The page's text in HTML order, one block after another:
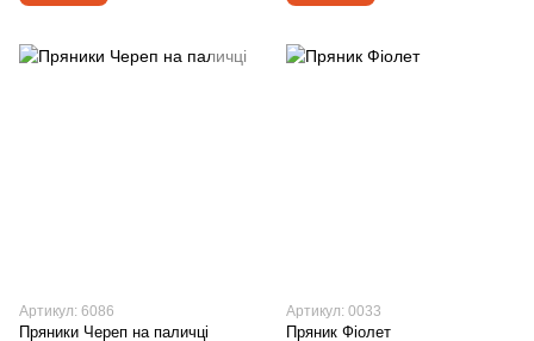
Артикул: 6086
Пряники Череп на паличці
Артикул: 0033
Пряник Фіолет